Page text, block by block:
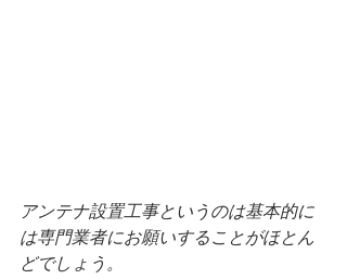
アンテナ設置工事というのは基本的に
は専門業者にお願いすることがほとん
どでしょう。